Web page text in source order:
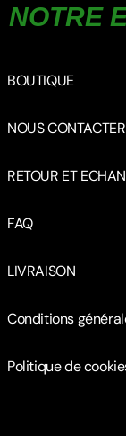
NOTRE
BOUTIQUE
NOUS CONTACTER
RETOUR ET
FAQ
LIVRAISON
Conditions
Politique de